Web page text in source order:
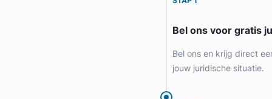
Bel ons voor gratis
Bel ons en krijg direct
jouw juridische situatie.